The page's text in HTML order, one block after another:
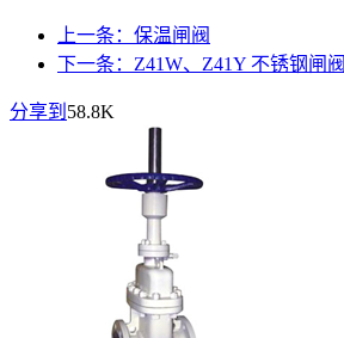
上一条：保温闸阀
下一条：Z41W、Z41Y 不锈钢闸阀
分享到 58.8K